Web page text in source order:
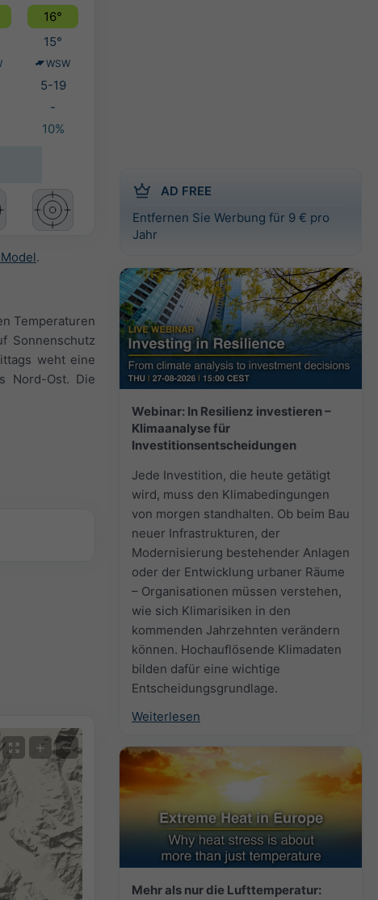
AD FREE
Entfernen Sie Werbung für 9 € pro
Jahr
Webinar: In Resilienz investieren –
Klimaanalyse für
Investitionsentscheidungen
Jede Investition, die heute getätigt
wird, muss den Klimabedingungen
von morgen standhalten. Ob beim Bau
neuer Infrastrukturen, der
Modernisierung bestehender Anlagen
oder der Entwicklung urbaner Räume
– Organisationen müssen verstehen,
wie sich Klimarisiken in den
kommenden Jahrzehnten verändern
können. Hochauflösende Klimadaten
bilden dafür eine wichtige
Entscheidungsgrundlage.
Weiterlesen
Mehr als nur die Lufttemperatur:
16°
15°
WSW
5-19
-
10%
.
Temperaturen
Sonnenschutz
weht eine
Nord-Ost. Die
+ −